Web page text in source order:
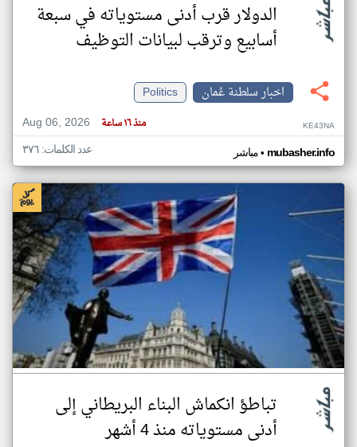
الدولار قرب أدنى مستوياته في سبعة
أسابيع وترقب لبيانات التوظيف
اخبار سلطنة عُمان
Politics
Aug 06, 2026
منذ ١٦ ساعة KE43NA
مباشر• mubasher.info عدد الكلمات: ٣٧٦
تباطؤ انكماش البناء البريطاني إلى
أدنى مستوياته منذ 4 أشهر